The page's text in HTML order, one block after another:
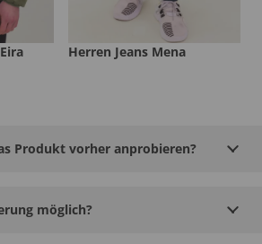
Herren Jeans Mena
Produkt vorher anprobieren?
möglich?